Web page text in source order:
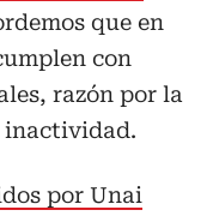
que en
con
razón por la
inactividad.
por Unai